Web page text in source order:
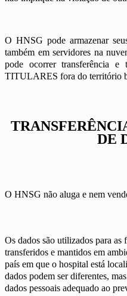
O HNSG pode armazenar
também em servidores na
pode ocorrer transferência e
TITULARES fora do território
DE
O HNSG não aluga e nem
Os dados são utilizados para as
transferidos e mantidos em
país em que o hospital está
dados podem ser diferentes,
dados pessoais adequado ao